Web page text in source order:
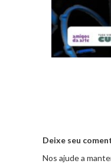
Deixe seu
Nos ajude a